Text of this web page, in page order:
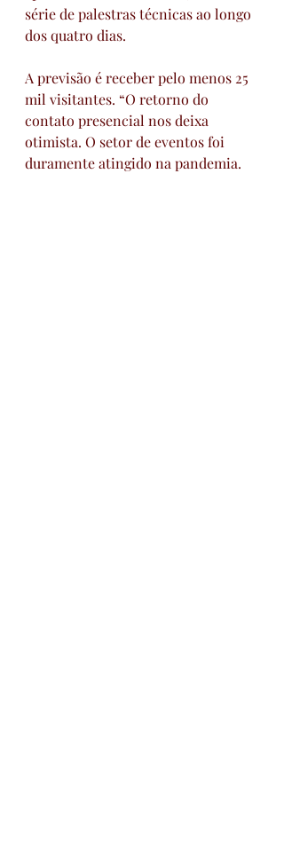
série de palestras técnicas ao longo
dos quatro dias.
A previsão é receber pelo menos 25
mil visitantes. “O retorno do
contato presencial nos deixa
otimista. O setor de eventos foi
duramente atingido na pandemia.